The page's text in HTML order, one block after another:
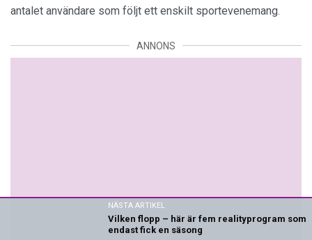
antalet användare som följt ett enskilt sportevenemang.
ANNONS
NÄSTA ARTIKEL
Vilken flopp – här är fem realityprogram som
endast fick en säsong